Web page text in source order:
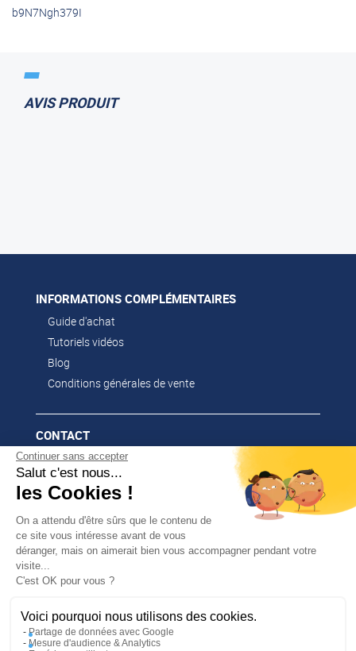
Continuer sans accepter
Salut c'est nous...
les Cookies !
On a attendu d'être sûrs que le contenu de
ce site vous intéresse avant de vous
déranger, mais on aimerait bien vous accompagner pendant votre
visite...
C'est OK pour vous ?
Voici pourquoi nous utilisons des cookies.
Partage de données avec Google
Mesure d'audience & Analytics
b9N7Ngh379I
AVIS PRODUIT
INFORMATIONS COMPLÉMENTAIRES
Guide d'achat
Tutoriels vidéos
Blog
Conditions générales de vente
CONTACT
02 51 52 26 57
contacts@franssen-loisirs.fr
NOS MARQUES PARTENAIRES
Altago
Multi-Mover
PROFITEZ DE -5 %
vous abonnant à notre newsletter !